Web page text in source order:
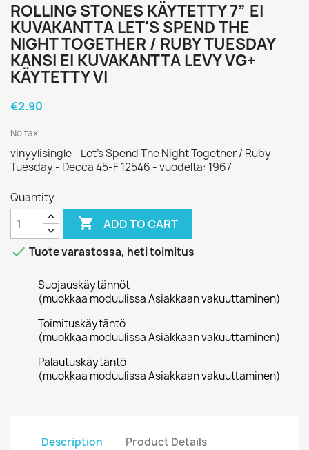
ROLLING STONES KÄYTETTY 7” EI
KUVAKANTTA LET'S SPEND THE
NIGHT TOGETHER / RUBY TUESDAY
KANSI EI KUVAKANTTA LEVY VG+
KÄYTETTY VI
€2.90
No tax
vinyylisingle - Let's Spend The Night Together / Ruby
Tuesday - Decca 45-F 12546 - vuodelta: 1967
Quantity
 ADD TO CART
 Tuote varastossa, heti toimitus
Suojauskäytännöt
(muokkaa moduulissa Asiakkaan vakuuttaminen)
Toimituskäytäntö
(muokkaa moduulissa Asiakkaan vakuuttaminen)
Palautuskäytäntö
(muokkaa moduulissa Asiakkaan vakuuttaminen)
Description Product Details